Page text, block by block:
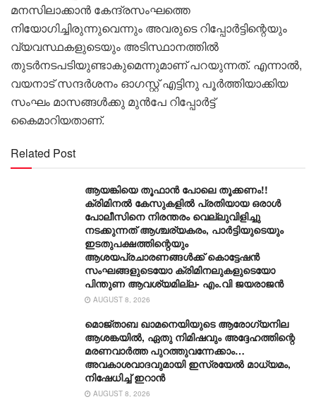
മനസിലാക്കാൻ കേന്ദ്രസംഘത്തെ
നിയോഗിച്ചിരുന്നുവെന്നും അവരുടെ റിപ്പോർട്ടിന്റെയും
വ്യവസ്ഥകളുടെയും അടിസ്ഥാനത്തിൽ
തുടർനടപടിയുണ്ടാകുമെന്നുമാണ് പറയുന്നത്. എന്നാൽ,
വയനാട് സന്ദർശനം ഓഗസ്റ്റ് എട്ടിനു പൂർത്തിയാക്കിയ
സംഘം മാസങ്ങൾക്കു മുൻപേ റിപ്പോർട്ട്
കൈമാറിയതാണ്.
Related Post
ആയങ്കിയെ തൂഫാൻ പോലെ തൂക്കണം!!
ക്രിമിനൽ കേസുകളിൽ പ്രതിയായ ഒരാൾ
പോലീസിനെ നിരന്തരം വെല്ലുവിളിച്ചു
നടക്കുന്നത് ആശ്ചര്യകരം, പാർട്ടിയുടെയും
ഇടതുപക്ഷത്തിന്റെയും
ആശയപ്രചാരണങ്ങൾക്ക് കൊട്ടേഷൻ
സംഘങ്ങളുടെയോ ക്രിമിനലുകളുടെയോ
പിന്തുണ ആവശ്യമില്ല- എം.വി ജയരാജൻ
AUGUST 8, 2026
മൊജ്താബ ഖാമനെയിയുടെ ആരോ​ഗ്യനില
ആശങ്കയിൽ, ഏതു നിമിഷവും അദ്ദേഹത്തിന്റെ
മരണവാർത്ത പുറത്തുവന്നേക്കാം…
അവകാശവാദവുമായി ഇസ്രയേൽ മാധ്യമം,
നിഷേധിച്ച് ഇറാൻ
AUGUST 8, 2026